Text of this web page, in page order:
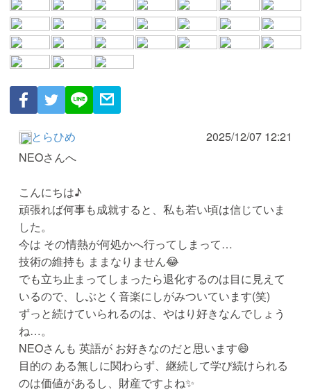
とらひめ
2025/12/07 12:21
NEOさんへ
こんにちは♪
頑張れば何事も成就すると、私も若い頃は信じていま
した。
今は その情熱が何処かへ行ってしまって…
技術の維持も ままなりません😂
でも立ち止まってしまったら退化するのは目に見えて
いるので、しぶとく音楽にしがみついています(笑)
ずっと続けていられるのは、やはり好きなんでしょう
ね…。
NEOさんも 英語が お好きなのだと思います😄
目的の ある無しに関わらず、継続して学び続けられる
のは価値があるし、財産ですよね✨